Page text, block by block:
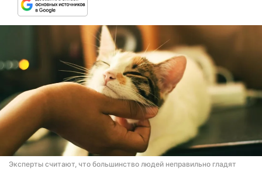
Эксперты считают, что большинство людей неправильно гладят